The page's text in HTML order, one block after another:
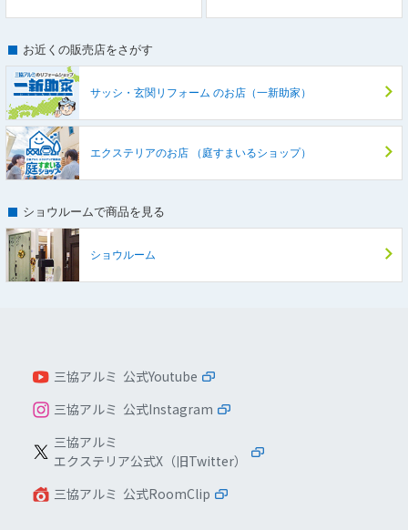
お近くの販売店をさがす
サッシ・玄関リフォーム のお店（一新助家）
エクステリアのお店（庭すまいるショップ）
ショウルームで商品を見る
ショウルーム
三協アルミ 公式Youtube
三協アルミ 公式Instagram
三協アルミ
エクステリア公式X（旧Twitter）
三協アルミ 公式RoomClip